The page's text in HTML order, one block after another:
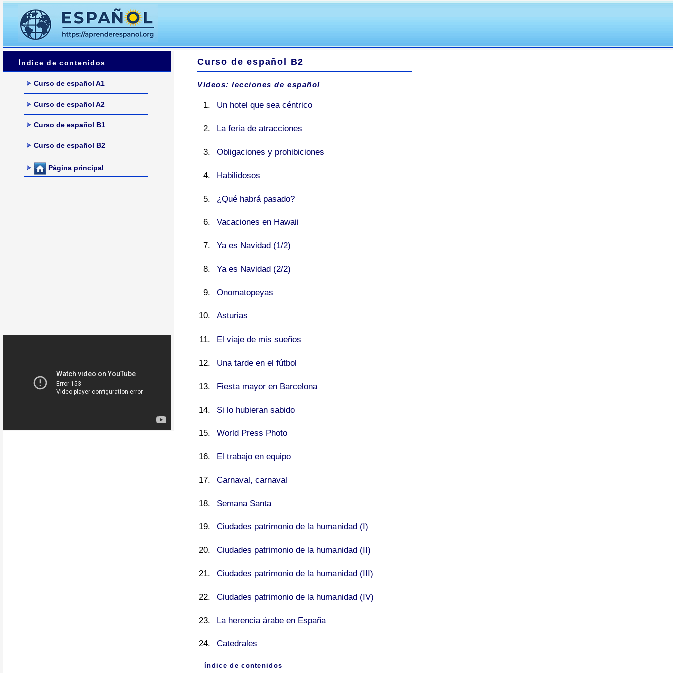
Índice de contenidos
Curso de español A1
Curso de español A2
Curso de español B1
Curso de español B2
Página principal
Curso de español B2
Vídeos: lecciones de español
Un hotel que sea céntrico
La feria de atracciones
Obligaciones y prohibiciones
Habilidosos
¿Qué habrá pasado?
Vacaciones en Hawaii
Ya es Navidad (1/2)
Ya es Navidad (2/2)
Onomatopeyas
Asturias
El viaje de mis sueños
Una tarde en el fútbol
Fiesta mayor en Barcelona
Si lo hubieran sabido
World Press Photo
El trabajo en equipo
Carnaval, carnaval
Semana Santa
Ciudades patrimonio de la humanidad (I)
Ciudades patrimonio de la humanidad (II)
Ciudades patrimonio de la humanidad (III)
Ciudades patrimonio de la humanidad (IV)
La herencia árabe en España
Catedrales
índice de contenidos